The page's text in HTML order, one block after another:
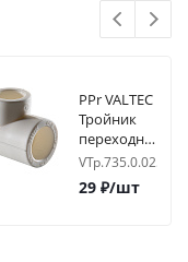
PPr VALTEC
Тройник
переходной
25х20х25
29 ₽/шт